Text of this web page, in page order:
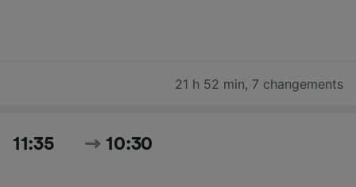
21 h 52 min, 7 changements
11:35 10:30